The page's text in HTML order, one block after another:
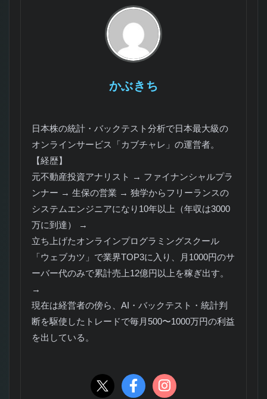
かぶきち
日本株の統計・バックテスト分析で日本最大級の
オンラインサービス「カブチャレ」の運営者。
【経歴】
元不動産投資アナリスト → ファイナンシャルプラ
ンナー → 生保の営業 → 独学からフリーランスの
システムエンジニアになり10年以上（年収は3000
万に到達） →
立ち上げたオンラインプログラミングスクール
「ウェブカツ」で業界TOP3に入り、月1000円のサ
ーバー代のみで累計売上12億円以上を稼ぎ出す。
→
現在は経営者の傍ら、AI・バックテスト・統計判
断を駆使したトレードで毎月500〜1000万円の利益
を出している。